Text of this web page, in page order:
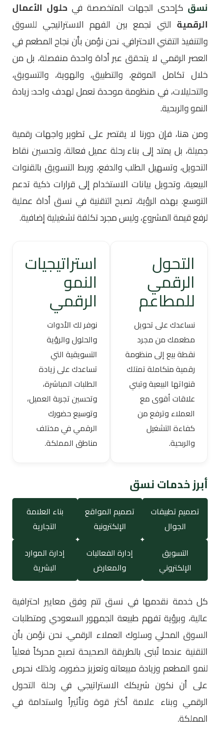
نسق كإحدى الجهات المتخصصة في حلول الأعمال
الرقمية التي تجمع بين الفهم الاستراتيجي للسوق
والتنفيذ التقني الاحترافي. نحن نؤمن بأن نجاح المطعم في
العصر الرقمي لا يتحقق عبر أداة واحدة منفصلة، بل من
خلال تكامل الموقع، والتطبيق، والهوية، والتسويق،
والتحليلات، في منظومة موحدة تعمل لهدف واحد: زيادة
النمو والربحية.
ومن هنا، فإن دورنا لا يقتصر على تطوير واجهات رقمية
جميلة، بل يمتد إلى بناء رحلة عميل فعالة، وتحسين نقاط
التحويل، وتسهيل الطلب والدفع، وربط التسويق بالقنوات
البيعية، وتحويل بيانات الاستخدام إلى قرارات ذكية تدعم
التوسع. بهذه الرؤية، تصبح التقنية في نسق أداة عملية
لرفع قيمة المشروع، وليس مجرد تكلفة تشغيلية إضافية.
التحول
الرقمي
للمطاعم
نساعدك على تحويل
مطعمك من مجرد
نقطة بيع إلى منظومة
رقمية متكاملة تمتلك
قنواتها البيعية وتبني
علاقات أقوى مع
العملاء وترفع من
كفاءة التشغيل
والربحية.
استراتيجيات
النمو
الرقمي
نوفر لك الأدوات
والحلول والرؤية
التسويقية التي
تساعدك على زيادة
الطلبات المباشرة،
وتحسين تجربة العميل،
وتوسيع حضورك
الرقمي في مختلف
مناطق المملكة.
أبرز خدمات نسق
تصميم تطبيقات
الجوال
تصميم المواقع
الإلكترونية
بناء العلامة
التجارية
التسويق
الإلكتروني
إدارة الفعاليات
والمعارض
إدارة الموارد
البشرية
كل خدمة نقدمها في نسق تتم وفق معايير احترافية
عالية، وبرؤية تفهم طبيعة الجمهور السعودي ومتطلبات
السوق المحلي وسلوك العملاء الرقمي. نحن نؤمن بأن
التقنية عندما تُبنى بالطريقة الصحيحة تصبح محركاً فعلياً
لنمو المطعم وزيادة مبيعاته وتعزيز حضوره، ولذلك نحرص
على أن نكون شريكك الاستراتيجي في رحلة التحول
الرقمي وبناء علامة أكثر قوة وتأثيراً واستدامة في
المملكة.